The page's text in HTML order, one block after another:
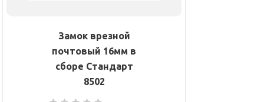
Замок врезной
почтовый 16мм в
сборе Стандарт
8502